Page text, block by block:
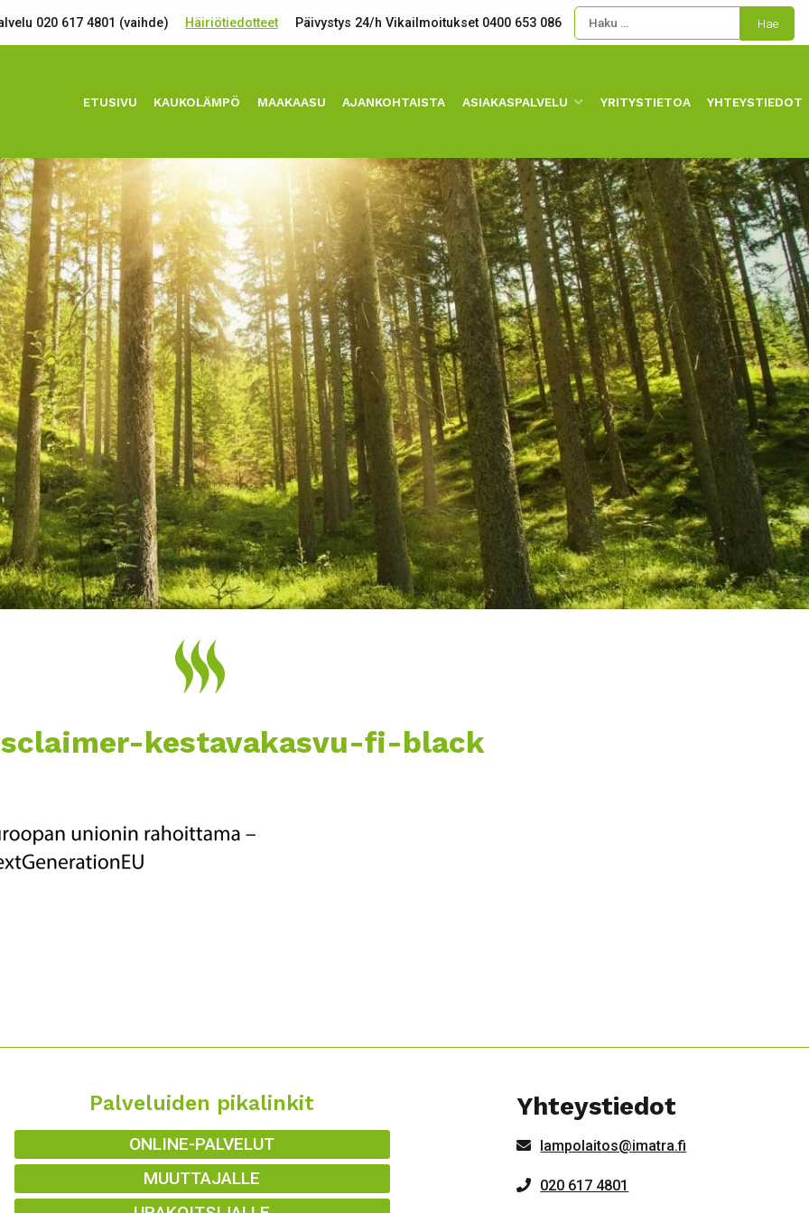
020 617 4801 (vaihde) Häiriötiedotteet Päivystys 24/h Vikailmoitukset 0400 653 086
ETUSIVU KAUKOLÄMPÖ MAAKAASU AJANKOHTAISTA ASIAKASPALVELU YRITYSTIETOA YHTEYSTIEDOT
kestavakasvu-fi-black
Palveluiden pikalinkit
ONLINE-PALVELUT
MUUTTAJALLE
Yhteystiedot
lampolaitos@imatra.fi
020 617 4801